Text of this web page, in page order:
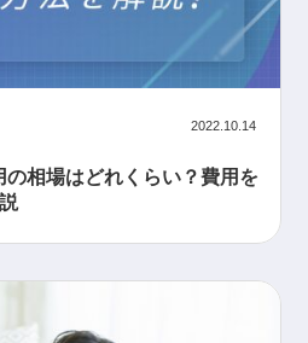
2022.10.14
相場はどれくらい？費用を